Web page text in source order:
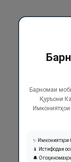
Барномаи
Қуръони
✨ Имкониятҳои
📱 Истифодаи
🔔